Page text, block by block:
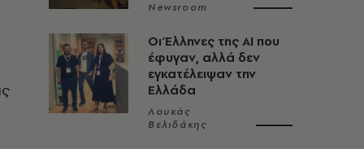
Newsroom
Οι Έλληνες της ΑΙ που
έφυγαν, αλλά δεν
εγκατέλειψαν την
Ελλάδα
Λουκάς
Βελιδάκης